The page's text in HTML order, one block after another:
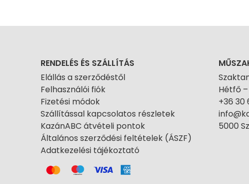
RENDELÉS ÉS SZÁLLÍTÁS
Elállás a szerződéstől
Felhasználói fiók
Fizetési módok
Szállítással kapcsolatos részletek
KazánABC átvételi pontok
Általános szerződési feltételek (ÁSZF)
Adatkezelési tájékoztató
Hétfő –
+36 30
5000